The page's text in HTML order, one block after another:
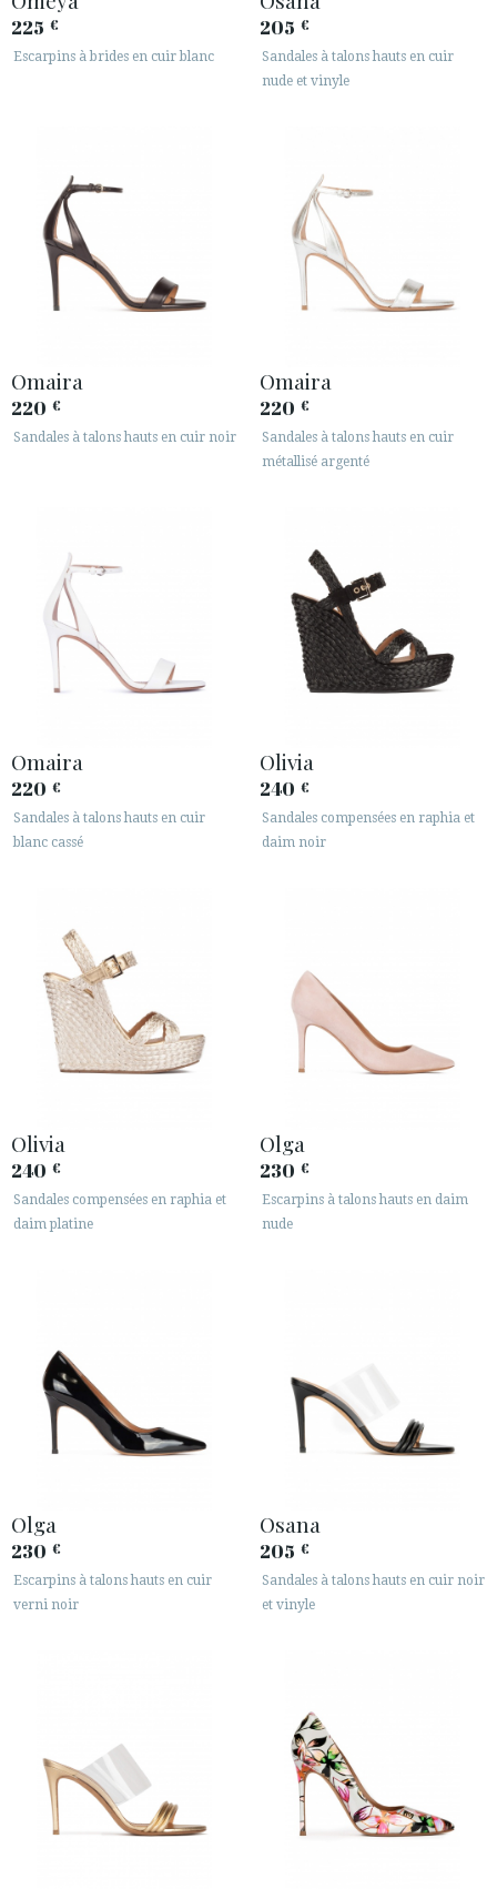
225 €
Escarpins à brides en cuir blanc
205 €
Sandales à talons hauts en cuir
nude et vinyle
Omaira
220 €
Sandales à talons hauts en cuir noir
Omaira
220 €
Sandales à talons hauts en cuir
métallisé argenté
Omaira
220 €
Sandales à talons hauts en cuir
blanc cassé
Olivia
240 €
Sandales compensées en raphia et
daim noir
Olivia
240 €
Sandales compensées en raphia et
daim platine
Olga
230 €
Escarpins à talons hauts en daim
nude
Olga
230 €
Escarpins à talons hauts en cuir
verni noir
Osana
205 €
Sandales à talons hauts en cuir noir
et vinyle